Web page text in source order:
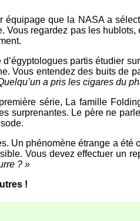
équipage que la NASA a
Vous regardez pas les
partis étudier
Vous entendez des buits de
a pris les cigares du
série, La famille
surprenantes. Le père ne
Un phénomène étrange a
Vous devez effectuer un
? »
!